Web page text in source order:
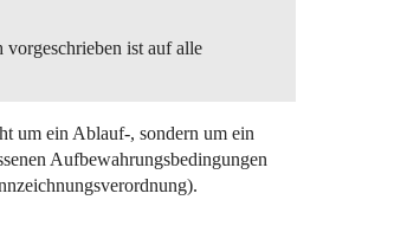
vorgeschrieben ist auf alle
um ein Ablauf-, sondern um ein
Aufbewahrungsbedingungen